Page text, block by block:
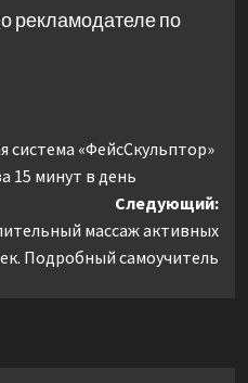
рекламодателе по
система «ФейсСкульптор»
15 минут в день
Следующий:
массаж активных
Подробный самоучитель